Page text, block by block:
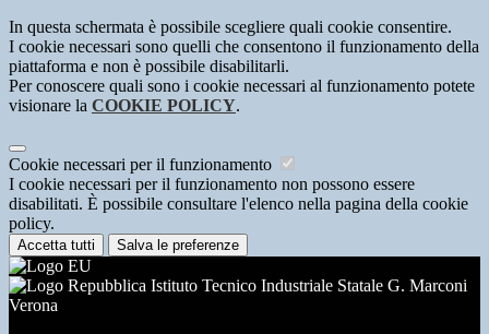
In questa schermata è possibile scegliere quali cookie consentire.
I cookie necessari sono quelli che consentono il funzionamento della
piattaforma e non è possibile disabilitarli.
Per conoscere quali sono i cookie necessari al funzionamento potete
visionare la COOKIE POLICY.
Cookie necessari per il funzionamento
I cookie necessari per il funzionamento non possono essere
disabilitati. È possibile consultare l'elenco nella pagina della cookie
policy.
Accetta tutti Salva le preferenze
Istituto Tecnico Industriale Statale G. Marconi
Verona